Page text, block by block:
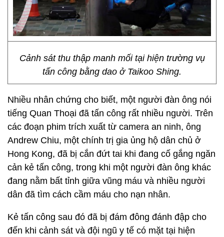
Cảnh sát thu thập manh mối tại hiện trường vụ
tấn công bằng dao ở Taikoo Shing.
Nhiều nhân chứng cho biết, một người đàn ông nói
tiếng Quan Thoại đã tấn công rất nhiều người. Trên
các đoạn phim trích xuất từ camera an ninh, ông
Andrew Chiu, một chính trị gia ủng hộ dân chủ ở
Hong Kong, đã bị cắn đứt tai khi đang cố gắng ngăn
cản kẻ tấn công, trong khi một người đàn ông khác
đang nằm bất tỉnh giữa vũng máu và nhiều người
dân đã tìm cách cầm máu cho nạn nhân.
Kẻ tấn công sau đó đã bị đám đông đánh đập cho
đến khi cảnh sát và đội ngũ y tế có mặt tại hiện